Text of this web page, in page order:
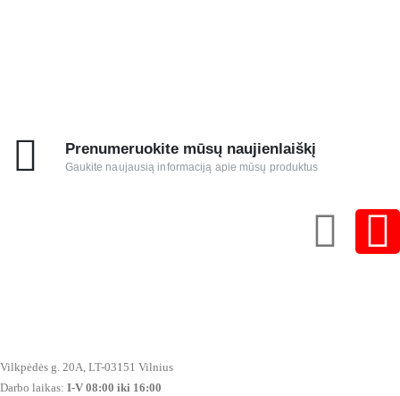
Prenumeruokite mūsų naujienlaiškį
Gaukite naujausią informaciją apie mūsų produktus
Vilkpėdės g. 20A, LT-03151 Vilnius
Darbo laikas: I-V 08:00 iki 16:00